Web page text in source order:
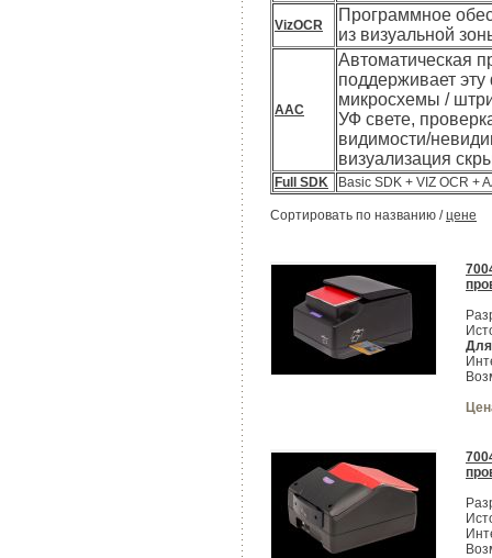
VizOCR
Программное
из визуальной
AAC
Автоматическая
поддерживает
микросхемы /
УФ свете,
видимости/
визуализация
Full SDK Basic SDK + VIZ OCR +
Сортировать по названию /цене
Для